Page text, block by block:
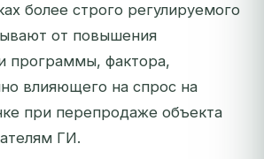
более строго регулируемого
от повышения
программы, фактора,
влияющего на спрос на
при перепродаже объекта
ГИ.